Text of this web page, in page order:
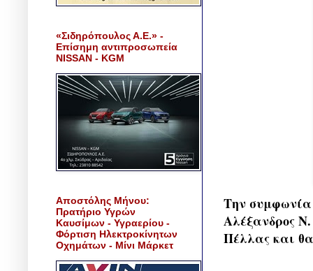
Την
Αλέξανδρος
Πέλλας και
«Σιδηρόπουλος Α.Ε.» -
Επίσημη αντιπροσωπεία
NISSAN - KGM
Αποστόλης Μήνου:
Πρατήριο Υγρών
Καυσίμων - Υγραερίου -
Φόρτιση Ηλεκτροκίνητων
Οχημάτων - Μίνι Μάρκετ